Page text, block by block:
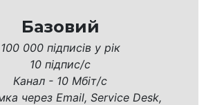
Базовий
100 000 підписів у рік
10 підпис/с
Канал - 10 Мбіт/с
через Email, Service Desk,